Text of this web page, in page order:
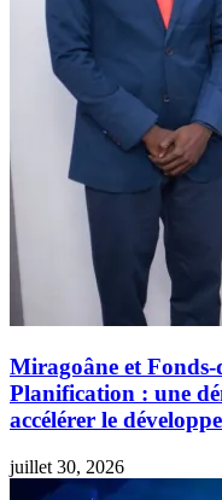
Miragoâne et Fonds-
Planification : une
accélérer le
juillet 30, 2026